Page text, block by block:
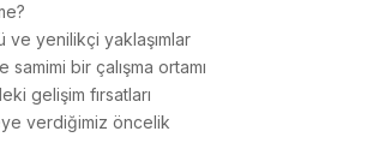
ve yenilikçi yaklaşımlar
bir çalışma ortamı
gelişim fırsatları
verdiğimiz öncelik